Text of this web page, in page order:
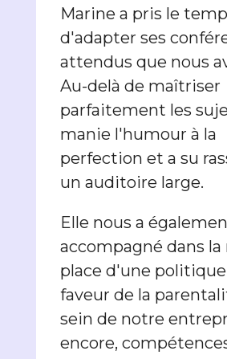
Marine a pris le
d'adapter ses
attendus que nous
Au-delà de maîtriser
parfaitement les
manie l'humour à la
perfection et a su
un auditoire large.
Elle nous a
accompagné dans la
place d'une
faveur de la
sein de notre
encore,